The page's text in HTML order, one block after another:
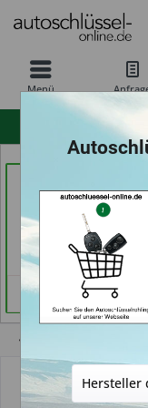
Menü
Meister Grüner (in
München)
Händlerprofil